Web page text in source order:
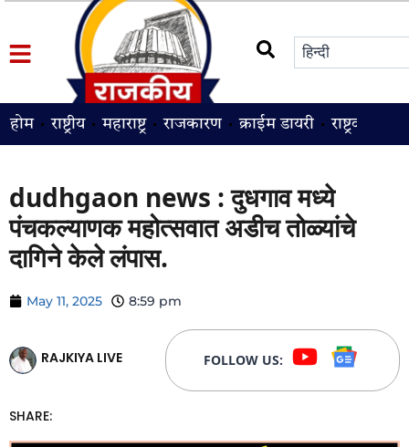
होम राष्ट्रीय महाराष्ट्र राजकारण क्राईम डायरी राष्ट्रवादी
dudhgaon news : दुधगाव मध्ये
पंचकल्याणक महोत्सवात अडीच तोळ्यांचे
दागिने केले लंपास.
May 11, 2025 8:59 pm
RAJKIYA LIVE FOLLOW US:
SHARE: